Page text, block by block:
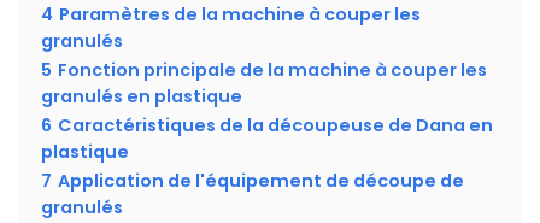
4 Paramètres de la machine à couper les
granulés
5 Fonction principale de la machine à couper les
granulés en plastique
6 Caractéristiques de la découpeuse de Dana en
plastique
7 Application de l'équipement de découpe de
granulés